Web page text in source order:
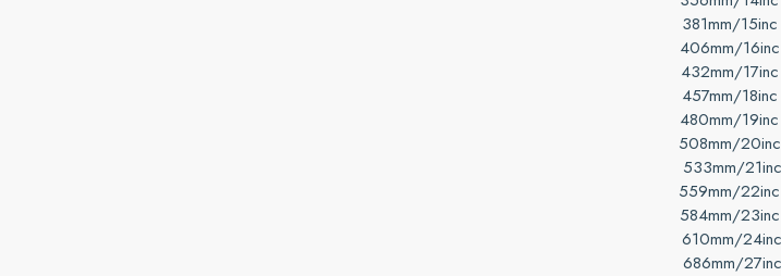
381mm/15inc
406mm/16inc
432mm/17inc
457mm/18inc
480mm/19inc
508mm/20inc
533mm/21inc
559mm/22inc
584mm/23inc
610mm/24inc
686mm/27inc